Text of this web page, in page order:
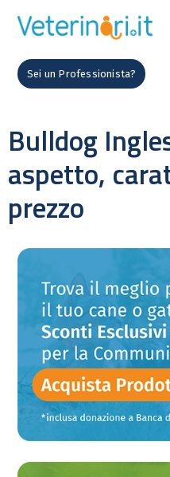
Sei un Professionista?
Bulldog
aspetto,
prezzo